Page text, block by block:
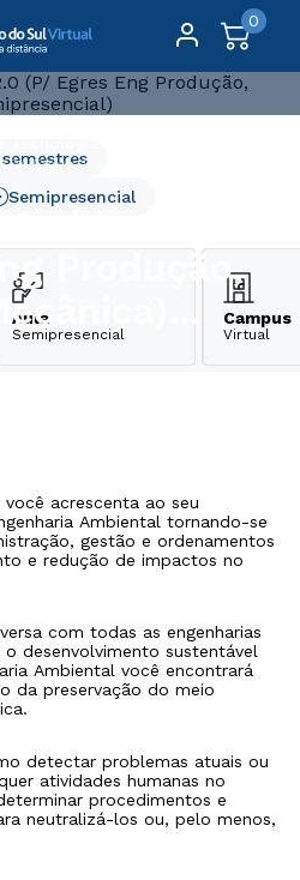
0
Egres Eng Produção, Elétrica
Produção,
Semipresencial
Aula
Semipresencial
Campus
Virtual
acrescenta ao seu
Ambiental tornando-se
gestão e ordenamentos
e redução de impactos no
com todas as engenharias
desenvolvimento sustentável
Ambiental você encontrará
da preservação do meio
detectar problemas atuais ou
atividades humanas no
procedimentos e
neutralizá-los ou, pelo menos,